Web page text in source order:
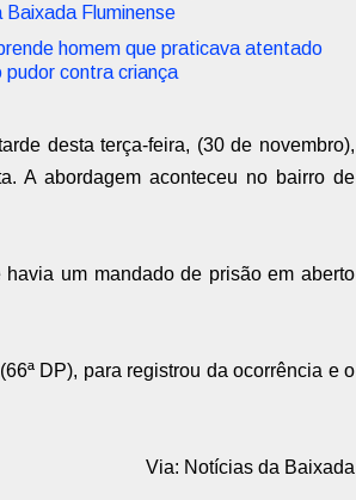
Baixada Fluminense
homem que praticava atentado
pudor contra criança
desta terça-feira, (30 de novembro),
A abordagem aconteceu no bairro de
um mandado de prisão em aberto
DP), para registrou da ocorrência e o
Via: Notícias da Baixada